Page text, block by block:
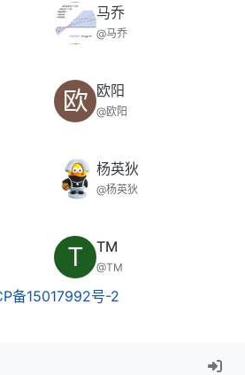
马乔
@马乔
欧 欧阳
@欧阳
杨英狄
@杨英狄
T TM
@TM
备15017992号-2